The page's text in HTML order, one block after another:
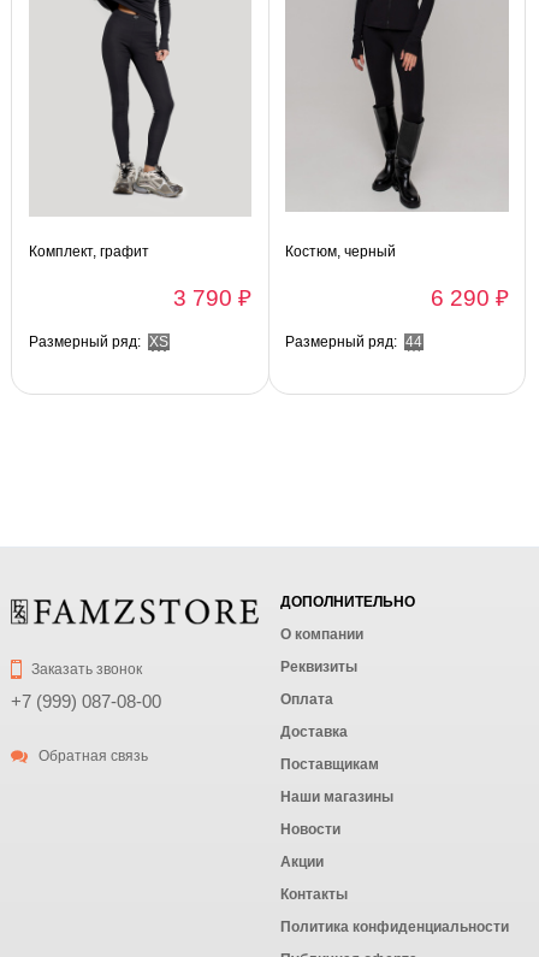
Комплект, графит
3 790 ₽
Размерный ряд: XS
Костюм, черный
6 290 ₽
Размерный ряд: 44
Заказать звонок
+7 (999) 087-08-00
Обратная связь
ДОПОЛНИТЕЛЬНО
О компании
Реквизиты
Оплата
Доставка
Поставщикам
Наши магазины
Новости
Акции
Контакты
Политика конфиденциальности